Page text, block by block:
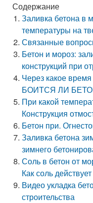
Содержание
Заливка бетона в
температуры на
Связанные
Бетон и мороз:
конструкций при
Через какое
БОИТСЯ ЛИ
При какой
Конструкция
Бетон при.
Заливка бетона
зимнего
Соль в бетон от
Как соль
Видео укладка
строительства